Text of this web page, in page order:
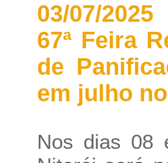
03/07/2025
67ª Feira
de
em julho
Nos dias 08